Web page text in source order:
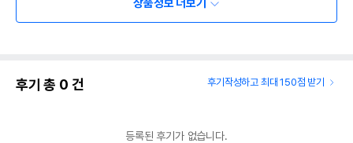
상품정보 더보기
후기 총 0 건 후기작성하고 최대 150점 받기
등록된 후기가 없습니다.